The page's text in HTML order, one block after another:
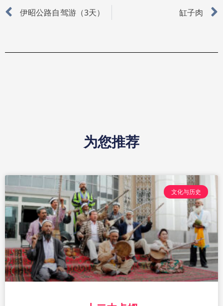
Prev
伊昭公路自驾游（3天） 缸子肉
为您推荐
文化与历史